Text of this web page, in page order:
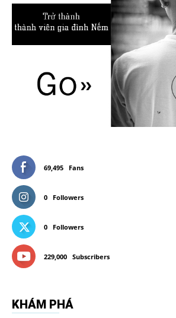
69,495 Fans
0 Followers
0 Followers
229,000 Subscribers
KHÁM PHÁ